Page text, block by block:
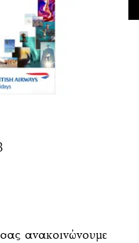
ανακοινώνουμε